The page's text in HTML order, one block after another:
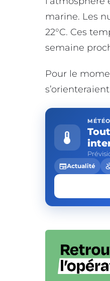
marine. Les
22°C. Ces
semaine
Pour le
device_thermostat
newspaperActualité